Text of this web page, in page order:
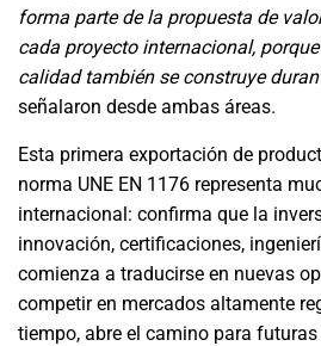
forma parte de la propuesta de
cada proyecto internacional,
calidad también se construye
señalaron desde ambas áreas.
Esta primera exportación de
norma UNE EN 1176 representa
internacional: confirma que la
innovación, certificaciones,
comienza a traducirse en nuevas
competir en mercados altamente
tiempo, abre el camino para